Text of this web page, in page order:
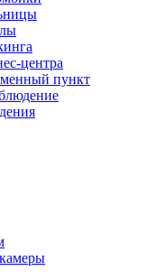
центра
пункт